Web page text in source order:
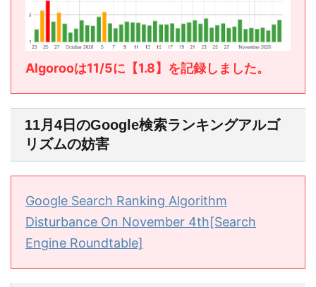
Algorooは11/5に【1.8】を記録しました。
11月4日のGoogle検索ランキングアルゴ
リズムの妨害
Google Search Ranking Algorithm
Disturbance On November 4th[Search
Engine Roundtable]